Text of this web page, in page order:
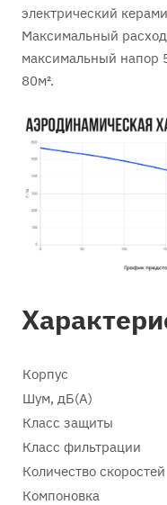
электрический
Максимальный
максимальный напор
80м².
Корпус
Шум, дБ(А)
Класс защиты
Класс фильтрации
Количество скоростей
Компоновка